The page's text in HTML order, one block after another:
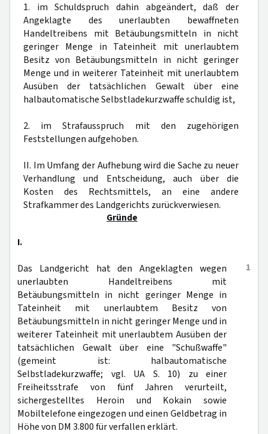
1. im Schuldspruch dahin abgeändert, daß der
Angeklagte des unerlaubten bewaffneten
Handeltreibens mit Betäubungsmitteln in nicht
geringer Menge in Tateinheit mit unerlaubtem
Besitz von Betäubungsmitteln in nicht geringer
Menge und in weiterer Tateinheit mit unerlaubtem
Ausüben der tatsächlichen Gewalt über eine
halbautomatische Selbstladekurzwaffe schuldig ist,
2. im Strafausspruch mit den zugehörigen
Feststellungen aufgehoben.
II. Im Umfang der Aufhebung wird die Sache zu neuer
Verhandlung und Entscheidung, auch über die
Kosten des Rechtsmittels, an eine andere
Strafkammer des Landgerichts zurückverwiesen.
Gründe
I.
1
Das Landgericht hat den Angeklagten wegen
unerlaubten Handeltreibens mit
Betäubungsmitteln in nicht geringer Menge in
Tateinheit mit unerlaubtem Besitz von
Betäubungsmitteln in nicht geringer Menge und in
weiterer Tateinheit mit unerlaubtem Ausüben der
tatsächlichen Gewalt über eine "Schußwaffe"
(gemeint ist: halbautomatische
Selbstladekurzwaffe; vgl. UA S. 10) zu einer
Freiheitsstrafe von fünf Jahren verurteilt,
sichergestelltes Heroin und Kokain sowie
Mobiltelefone eingezogen und einen Geldbetrag in
Höhe von DM 3.800 für verfallen erklärt.